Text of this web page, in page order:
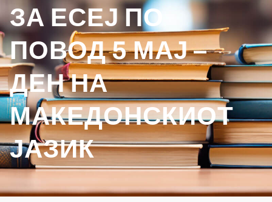
ЗА ЕСЕЈ ПО
ПОВОД 5 МАЈ –
ДЕН НА
МАКЕДОНСКИОТ
ЈАЗИК